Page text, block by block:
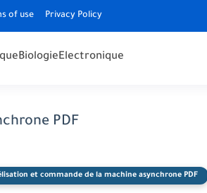
of use Privacy Policy
BiologieElectronique
PDF
et commande de la machine asynchrone PDF